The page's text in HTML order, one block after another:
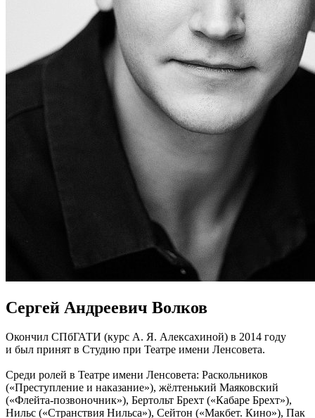
Сергей Андреевич Волков
Окончил СПбГАТИ (курс А. Я. Алексахиной) в 2014 году
и был принят в Студию при Театре имени Ленсовета.
Среди ролей в Театре имени Ленсовета: Раскольников
(«Преступление и наказание»), жёлтенький Маяковский
(«Флейта-позвоночник»), Бертольт Брехт («Кабаре Брехт»),
Нильс («Странствия Нильса»), Сейтон («Макбет. Кино»), Пак